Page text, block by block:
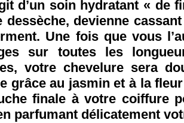
d’un soin hydratant « de
dessèche, devienne
Une fois que vous
sur toutes les
votre chevelure sera
grâce au jasmin et à la
finale à votre coiffure
parfumant délicatement